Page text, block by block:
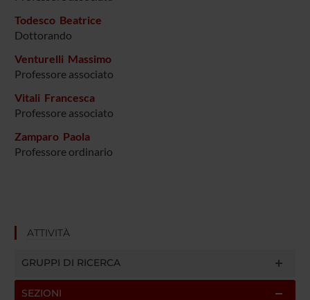
Todesco Beatrice
Dottorando
Venturelli Massimo
Professore associato
Vitali Francesca
Professore associato
Zamparo Paola
Professore ordinario
ATTIVITÀ
GRUPPI DI RICERCA
SEZIONI